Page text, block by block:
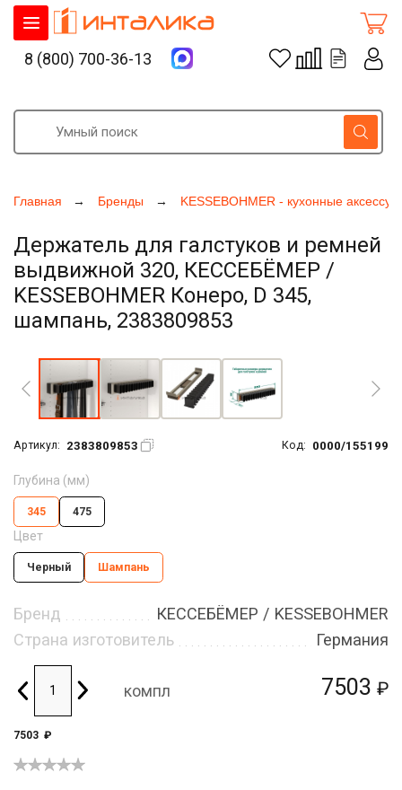
Главная Бренды KESSEBOHMER - кухонные
Держатель для галстуков и ремней
выдвижной 320, КЕССЕБЁМЕР /
KESSEBOHMER Конеро, D 345,
шампань, 2383809853
Артикул: 2383809853 Код: 0000/155199
7503 ₽
Глубина (мм)
345 475
Цвет
Черный Шампань
Бренд
КЕССЕБЁМЕР / KESSEBOHMER
Страна изготовитель
Германия
компл
7503 ₽
8 (800) 700-36-13